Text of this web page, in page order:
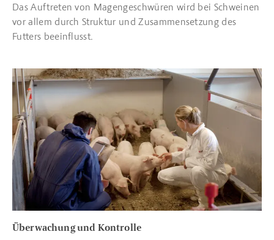
Das Auftreten von Magengeschwüren wird bei Schweinen
vor allem durch Struktur und Zusammensetzung des
Futters beeinflusst.
Überwachung und Kontrolle
Read more about Überwachung und Kontrolle